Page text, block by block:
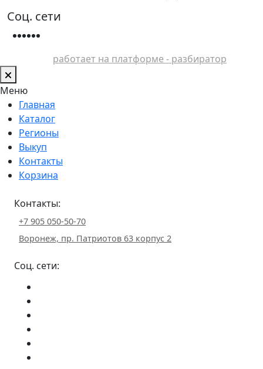
Соц. сети
работает на платформе - разбиратор
Меню
Главная
Каталог
Регионы
Выкуп
Контакты
Корзина
Контакты:
+7 905 050-50-70
Воронеж, пр. Патриотов 63 корпус 2
Соц. сети: